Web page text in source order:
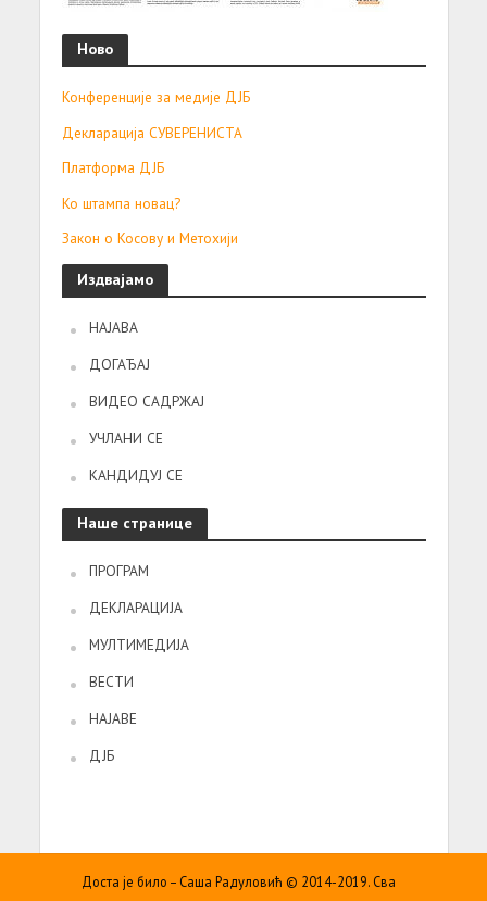
Ново
Конференције за медије ДЈБ
Декларација СУВЕРЕНИСТА
Платформа ДЈБ
Ко штампа новац?
Закон о Косову и Метохији
Издвајамо
НАЈАВА
ДОГАЂАЈ
ВИДЕО САДРЖАЈ
УЧЛАНИ СЕ
КАНДИДУЈ СЕ
Наше странице
ПРОГРАМ
ДЕКЛАРАЦИЈА
МУЛТИМЕДИЈА
ВЕСТИ
НАЈАВЕ
ДЈБ
Доста је било – Саша Радуловић © 2014-2019. Сва